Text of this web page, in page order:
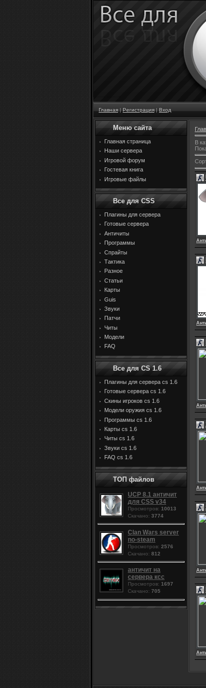
Главная | Регистрация | Вход
Меню сайта
Главная страница
Наши сервера
Игровой форум
Гостевая книга
Игровые файлы
Все для CSS
Плагины для сервера
Готовые сервера
Античиты
Программы
Спрайты
Тактика
Разное
Статьи
Карты
Guis
Звуки
Патчи
Читы
Модели
FAQ
Все для CS 1.6
Плагины для сервера cs 1.6
Готовые сервера cs 1.6
Скины игроков cs 1.6
Модели оружия cs 1.6
Программы cs 1.6
Карты cs 1.6
Читы cs 1.6
Звуки cs 1.6
FAQ cs 1.6
ТОП файлов
UCP 8.1 античит
для CSS v34
Просмотров: 10013
Скачано: 3774
Clan Wars server
no-steam
Просмотров: 2576
Скачано: 812
античит на
сервера ксс
Просмотров: 1697
Скачано: 705
В